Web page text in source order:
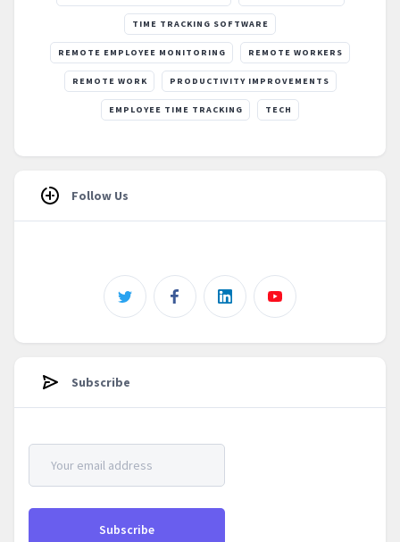
TIME TRACKING SOFTWARE
REMOTE EMPLOYEE MONITORING REMOTE WORKERS
REMOTE WORK PRODUCTIVITY IMPROVEMENTS
EMPLOYEE TIME TRACKING TECH
Follow Us
Subscribe